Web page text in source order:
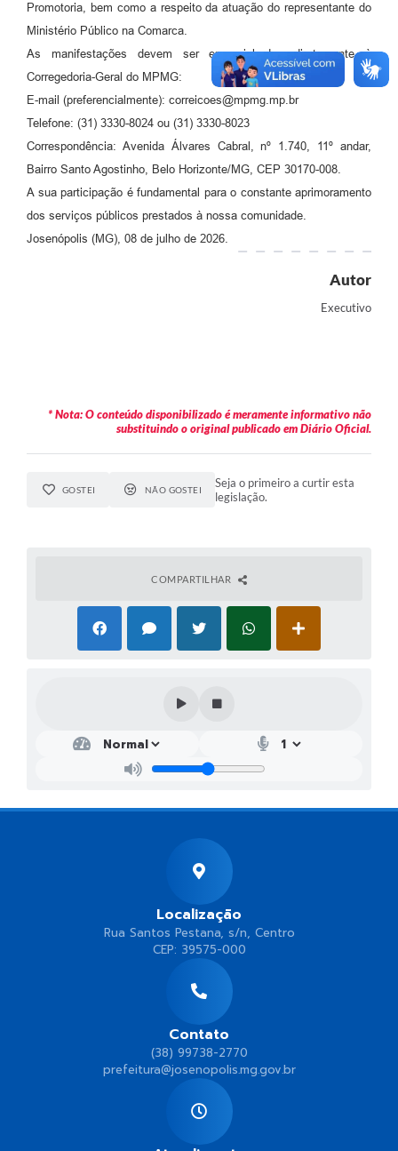
Promotoria, bem como a respeito da atuação do representante do
Ministério Público na Comarca.
As manifestações devem ser encaminhadas diretamente à
Corregedoria-Geral do MPMG:
E-mail (preferencialmente): correicoes@mpmg.mp.br
Telefone: (31) 3330-8024 ou (31) 3330-8023
Correspondência: Avenida Álvares Cabral, nº 1.740, 11º andar,
Bairro Santo Agostinho, Belo Horizonte/MG, CEP 30170-008.
A sua participação é fundamental para o constante aprimoramento
dos serviços públicos prestados à nossa comunidade.
Josenópolis (MG), 08 de julho de 2026.
Autor
Executivo
* Nota: O conteúdo disponibilizado é meramente informativo não
substituindo o original publicado em Diário Oficial.
GOSTEI NÃO GOSTEI
Seja o primeiro a curtir esta
legislação.
COMPARTILHAR
Localização
Rua Santos Pestana, s/n, Centro
CEP: 39575-000
Contato
(38) 99738-2770
prefeitura@josenopolis.mg.gov.br